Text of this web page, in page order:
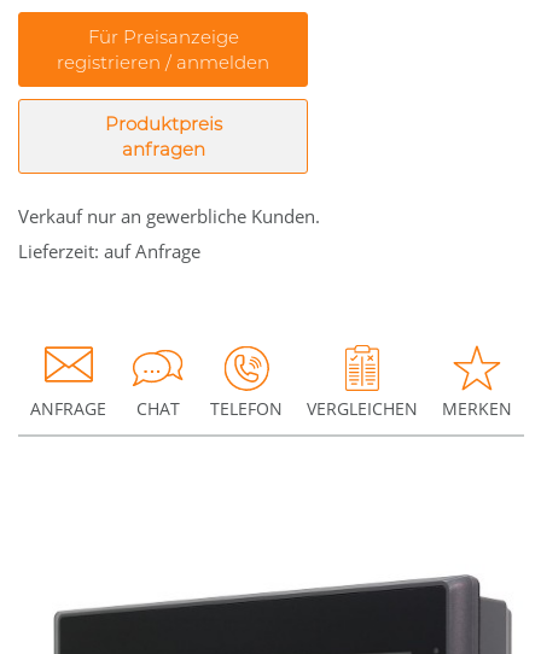
Für Preisanzeige
registrieren / anmelden
Produktpreis
anfragen
Verkauf nur an gewerbliche Kunden.
Lieferzeit: auf Anfrage
ANFRAGE CHAT TELEFON VERGLEICHEN MERKEN